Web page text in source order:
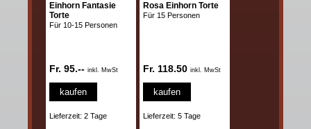
Einhorn Fantasie
Torte
Für 10-15 Personen
Fr. 95.-- inkl. MwSt
kaufen
Lieferzeit: 2 Tage
Rosa Einhorn Torte
Für 15 Personen
Fr. 118.50 inkl. MwSt
kaufen
Lieferzeit: 5 Tage